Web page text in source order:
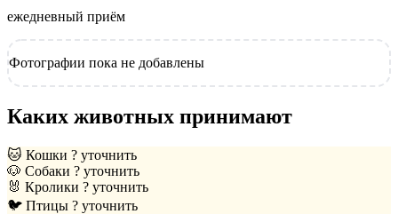
ежедневный приём
Фотографии пока не добавлены
Каких животных принимают
🐱 Кошки ? уточнить
🐶 Собаки ? уточнить
🐰 Кролики ? уточнить
🐦 Птицы ? уточнить